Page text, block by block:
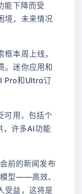
能下降而受
境，未来情况
本周上线，
。迷你应用和
Pro和Ultra订
可用，包括个
，许多AI功能
前的新闻发布
型——高效、
受益，这将是